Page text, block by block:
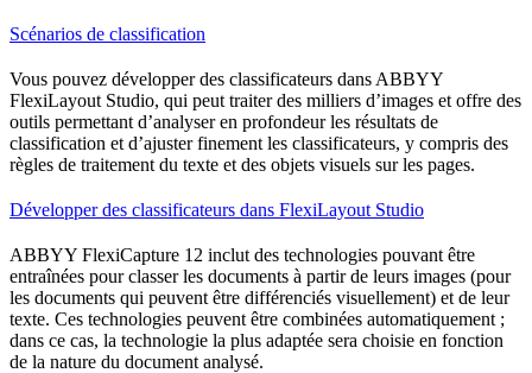
Scénarios de classification
Vous pouvez développer des classificateurs dans ABBYY
FlexiLayout Studio, qui peut traiter des milliers d’images et offre des
outils permettant d’analyser en profondeur les résultats de
classification et d’ajuster finement les classificateurs, y compris des
règles de traitement du texte et des objets visuels sur les pages.
Développer des classificateurs dans FlexiLayout Studio
ABBYY FlexiCapture 12 inclut des technologies pouvant être
entraînées pour classer les documents à partir de leurs images (pour
les documents qui peuvent être différenciés visuellement) et de leur
texte. Ces technologies peuvent être combinées automatiquement ;
dans ce cas, la technologie la plus adaptée sera choisie en fonction
de la nature du document analysé.